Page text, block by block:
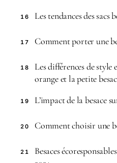
16 Les tendances des sacs
17 Comment porter une
18
Les différences de style
orange et la petite
19 L’impact de la besace
20 Comment choisir une
21
Besaces